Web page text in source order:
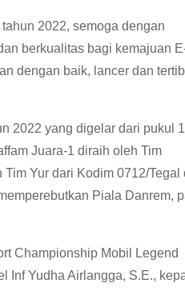
2022, semoga dengan
berkualitas bagi kemajuan
dengan baik, lancer dan
2022 yang digelar dari pukul
Juara-1 diraih oleh Tim
Yur dari Kodim 0712/Tegal
Piala Danrem,
Championship Mobil Legend
Inf Yudha Airlangga, S.E.,